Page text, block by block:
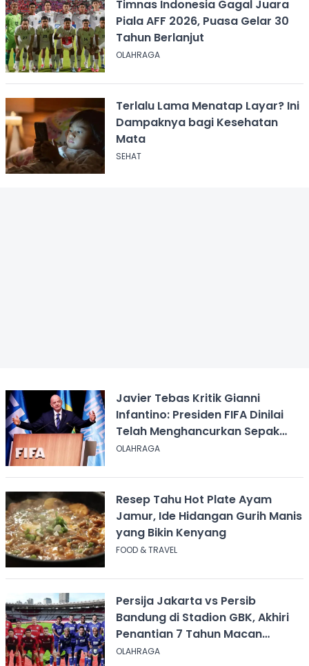
Timnas Indonesia Gagal Juara
Piala AFF 2026, Puasa Gelar 30
Tahun Berlanjut
OLAHRAGA
Terlalu Lama Menatap Layar? Ini
Dampaknya bagi Kesehatan
Mata
SEHAT
Javier Tebas Kritik Gianni
Infantino: Presiden FIFA Dinilai
Telah Menghancurkan Sepak
Bola
OLAHRAGA
Resep Tahu Hot Plate Ayam
Jamur, Ide Hidangan Gurih Manis
yang Bikin Kenyang
FOOD & TRAVEL
Persija Jakarta vs Persib
Bandung di Stadion GBK, Akhiri
Penantian 7 Tahun Macan
Kemayoran
OLAHRAGA